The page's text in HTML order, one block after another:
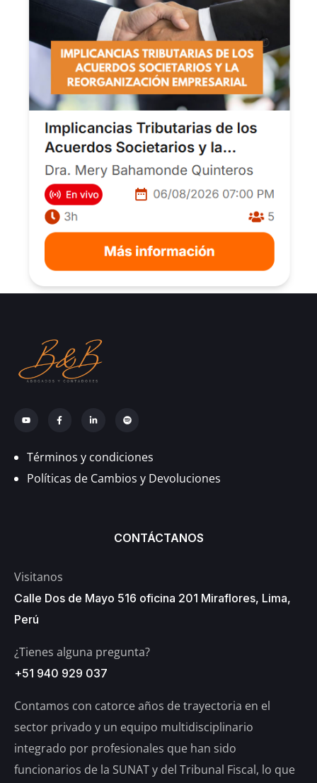
Términos y condiciones
Políticas de Cambios y Devoluciones
CONTÁCTANOS
Visitanos
Calle Dos de Mayo 516 oficina 201 Miraflores, Lima,
Perú
¿Tienes alguna pregunta?
+51 940 929 037
Contamos con catorce años de trayectoria en el
sector privado y un equipo multidisciplinario
integrado por profesionales que han sido
funcionarios de la SUNAT y del Tribunal Fiscal, lo que